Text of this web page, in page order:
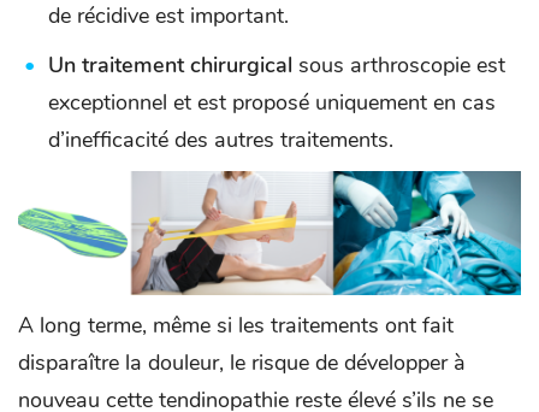
de récidive est important.
Un traitement chirurgical sous arthroscopie est
exceptionnel et est proposé uniquement en cas
d’inefficacité des autres traitements.
A long terme, même si les traitements ont fait
disparaître la douleur, le risque de développer à
nouveau cette tendinopathie reste élevé s’ils ne se